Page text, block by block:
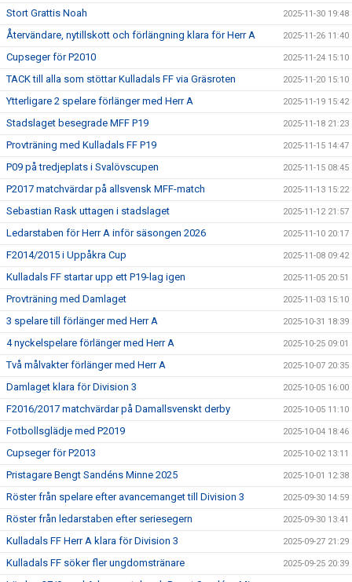
Stort Grattis Noah 2025-11-30 19:48
Återvändare, nytillskott och förlängning klara för Herr A 2025-11-26 11:40
Cupseger för P2010 2025-11-24 15:10
TACK till alla som stöttar Kulladals FF via Gräsroten 2025-11-20 15:10
Ytterligare 2 spelare förlänger med Herr A 2025-11-19 15:42
Stadslaget besegrade MFF P19 2025-11-18 21:23
Provträning med Kulladals FF P19 2025-11-15 14:47
P09 på tredjeplats i Svalövscupen 2025-11-15 08:45
P2017 matchvärdar på allsvensk MFF-match 2025-11-13 15:22
Sebastian Rask uttagen i stadslaget 2025-11-12 21:57
Ledarstaben för Herr A inför säsongen 2026 2025-11-10 20:17
F2014/2015 i Uppåkra Cup 2025-11-08 09:42
Kulladals FF startar upp ett P19-lag igen 2025-11-05 20:51
Provträning med Damlaget 2025-11-03 15:10
3 spelare till förlänger med Herr A 2025-10-31 18:39
4 nyckelspelare förlänger med Herr A 2025-10-25 09:01
Två målvakter förlänger med Herr A 2025-10-07 20:35
Damlaget klara för Division 3 2025-10-05 16:00
F2016/2017 matchvärdar på Damallsvenskt derby 2025-10-05 11:10
Fotbollsglädje med P2019 2025-10-04 18:46
Cupseger för P2013 2025-10-02 13:11
Pristagare Bengt Sandéns Minne 2025 2025-10-01 12:38
Röster från spelare efter avancemanget till Division 3 2025-09-30 14:59
Röster från ledarstaben efter seriesegern 2025-09-30 13:41
Kulladals FF Herr A klara för Division 3 2025-09-27 21:29
Kulladals FF söker fler ungdomstränare 2025-09-25 20:39